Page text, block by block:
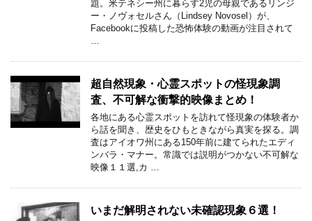
題。米テネシー州に暮らす2児の母親であるリンジ
ー・ノヴォセルさん（Lindsey Novosel）が、
Facebookに投稿した恐怖体験の動画が注目されて
超自然現象・心霊スポットの怪現象調
査、不可解な衝撃的映像まとめ！
各地にある心霊スポットを訪れて怪現象の体験者か
ら話を聞き、歴史をひもときながら真実を探る。調
査はアイオワ州にある150年前に建てられたエディ
ンバラ・マナー。常識では説明がつかない不可解な
映像１１選,カ …
いまだ解明されない未確認現象６選！